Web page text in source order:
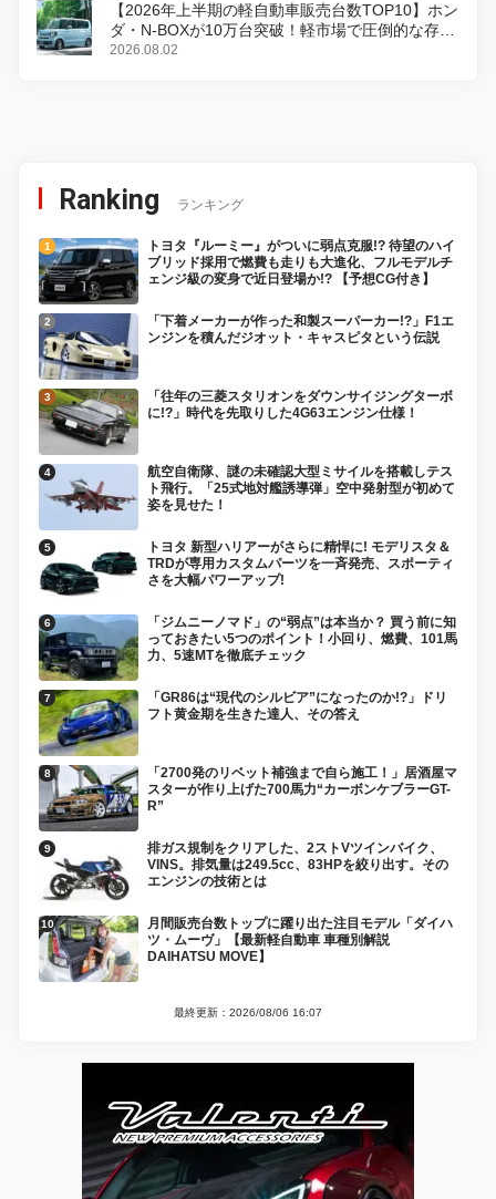
【2026年上半期の軽自動車販売台数TOP10】ホン
ダ・N-BOXが10万台突破！軽市場で圧倒的な存在
感
2026.08.02
Ranking ランキング
トヨタ『ルーミー』がついに弱点克服!? 待望のハイ
ブリッド採用で燃費も走りも大進化、フルモデルチ
ェンジ級の変身で近日登場か!? 【予想CG付き】
「下着メーカーが作った和製スーパーカー!?」F1エ
ンジンを積んだジオット・キャスピタという伝説
「往年の三菱スタリオンをダウンサイジングターボ
に!?」時代を先取りした4G63エンジン仕様！
航空自衛隊、謎の未確認大型ミサイルを搭載しテス
ト飛行。「25式地対艦誘導弾」空中発射型が初めて
姿を見せた！
トヨタ 新型ハリアーがさらに精悍に! モデリスタ＆
TRDが専用カスタムパーツを一斉発売、スポーティ
さを大幅パワーアップ!
「ジムニーノマド」の“弱点”は本当か？ 買う前に知
っておきたい5つのポイント！小回り、燃費、101馬
力、5速MTを徹底チェック
「GR86は“現代のシルビア”になったのか!?」ドリ
フト黄金期を生きた達人、その答え
「2700発のリベット補強まで自ら施工！」居酒屋マ
スターが作り上げた700馬力“カーボンケブラーGT-
R”
排ガス規制をクリアした、2ストVツインバイク、
VINS。排気量は249.5cc、83HPを絞り出す。その
エンジンの技術とは
月間販売台数トップに躍り出た注目モデル「ダイハ
ツ・ムーヴ」【最新軽自動車 車種別解説
DAIHATSU MOVE】
最終更新：2026/08/06 16:07